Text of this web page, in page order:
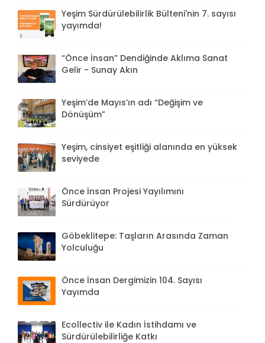
Yeşim Sürdürülebilirlik Bülteni'nin 7. sayısı
yayımda!
“Önce İnsan” Dendiğinde Aklıma Sanat
Gelir - Sunay Akın
Yeşim’de Mayıs’ın adı “Değişim ve
Dönüşüm”
Yeşim, cinsiyet eşitliği alanında en yüksek
seviyede
Önce İnsan Projesi Yayılımını
Sürdürüyor
Göbeklitepe: Taşların Arasında Zaman
Yolculuğu
Önce İnsan Dergimizin 104. Sayısı
Yayımda
Ecollectiv ile Kadın İstihdamı ve
Sürdürülebilirliğe Katkı